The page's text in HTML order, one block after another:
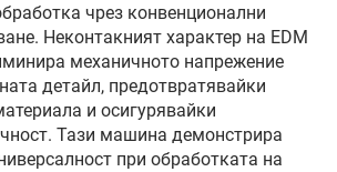
чрез конвенционални
Неконтакният характер на EDM
механичното напрежение
детайл, предотвратявайки
и осигурявайки
Тази машина демонстрира
при обработката на